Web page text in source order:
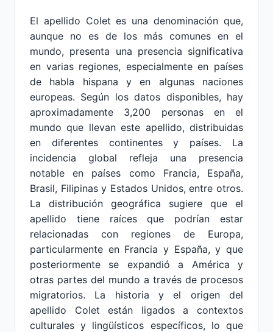
El apellido Colet es una denominación que,
aunque no es de los más comunes en el
mundo, presenta una presencia significativa
en varias regiones, especialmente en países
de habla hispana y en algunas naciones
europeas. Según los datos disponibles, hay
aproximadamente 3,200 personas en el
mundo que llevan este apellido, distribuidas
en diferentes continentes y países. La
incidencia global refleja una presencia
notable en países como Francia, España,
Brasil, Filipinas y Estados Unidos, entre otros.
La distribución geográfica sugiere que el
apellido tiene raíces que podrían estar
relacionadas con regiones de Europa,
particularmente en Francia y España, y que
posteriormente se expandió a América y
otras partes del mundo a través de procesos
migratorios. La historia y el origen del
apellido Colet están ligados a contextos
culturales y lingüísticos específicos, lo que